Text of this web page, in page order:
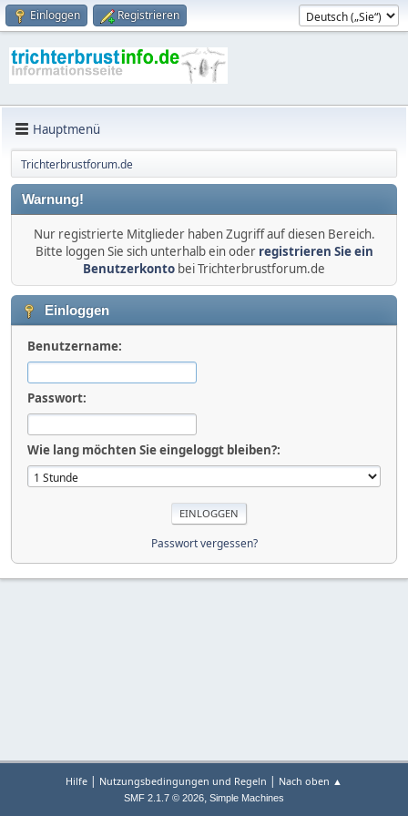
Einloggen Registrieren
Hauptmenü
Trichterbrustforum.de
Warnung!
Nur registrierte Mitglieder haben Zugriff auf diesen Bereich.
Bitte loggen Sie sich unterhalb ein oder registrieren Sie ein
Benutzerkonto bei Trichterbrustforum.de
Einloggen
Benutzername:
Passwort:
Wie lang möchten Sie eingeloggt bleiben?:
Passwort vergessen?
Hilfe | Nutzungsbedingungen und Regeln | Nach oben ▲
SMF 2.1.7 © 2026, Simple Machines